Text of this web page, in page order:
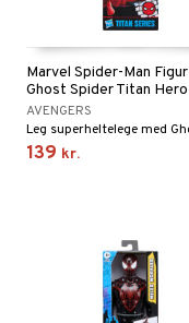
Marvel Spider-Man Figur
Ghost Spider Titan Hero
AVENGERS
139 kr.
Barn
Love
Prinsesser
Bluey
City
Classic
Disney Princess